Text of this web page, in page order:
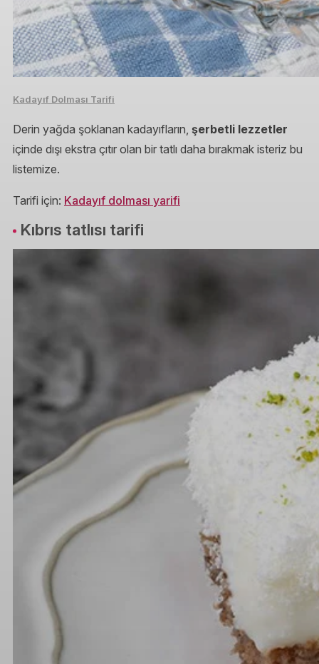
Kadayıf Dolması Tarifi
Derin yağda şoklanan kadayıfların, şerbetli lezzetler
içinde dışı ekstra çıtır olan bir tatlı daha bırakmak isteriz bu
listemize.
Tarifi için: Kadayıf dolması yarifi
Kıbrıs tatlısı tarifi